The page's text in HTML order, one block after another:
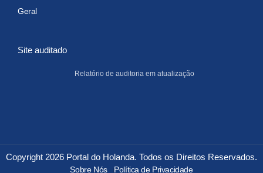
Geral
Site auditado
Relatório de auditoria em atualização
Copyright 2026 Portal do Holanda. Todos os Direitos Reservados.
Sobre Nós Política de Privacidade